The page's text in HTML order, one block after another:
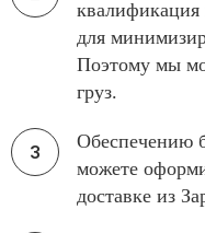
квалификация
для
Поэтому мы
груз.
Обеспечению
можете
доставке из